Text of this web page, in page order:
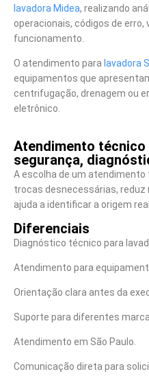
lavadora Midea, realizando
operacionais, códigos de
funcionamento.
O atendimento para lavadora
equipamentos que
centrifugação, drenagem ou
eletrônico.
Atendimento
segurança,
A escolha de um
trocas desnecessárias,
ajuda a identificar a origem
Diferenciais
Diagnóstico técnico para
Atendimento para
Orientação clara antes da
Suporte para diferentes
Atendimento em São Paulo.
Comunicação direta para